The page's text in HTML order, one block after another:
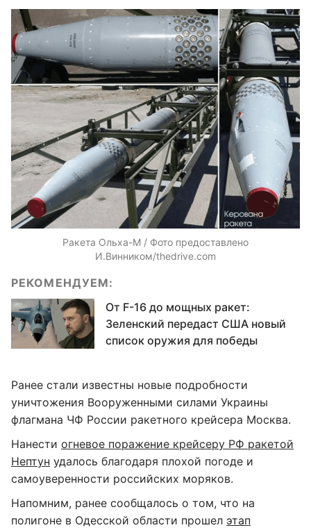
Ракета Ольха-М / Фото предоставлено
И.Винником/thedrive.com
РЕКОМЕНДУЕМ:
От F-16 до мощных ракет:
Зеленский передаст США новый
список оружия для победы
Ранее стали известны новые подробности
уничтожения Вооруженными силами Украины
флагмана ЧФ России ракетного крейсера Москва.
Нанести огневое поражение крейсеру РФ ракетой
Нептун удалось благодаря плохой погоде и
самоуверенности российских моряков.
Напомним, ранее сообщалось о том, что на
полигоне в Одесской области прошел этап